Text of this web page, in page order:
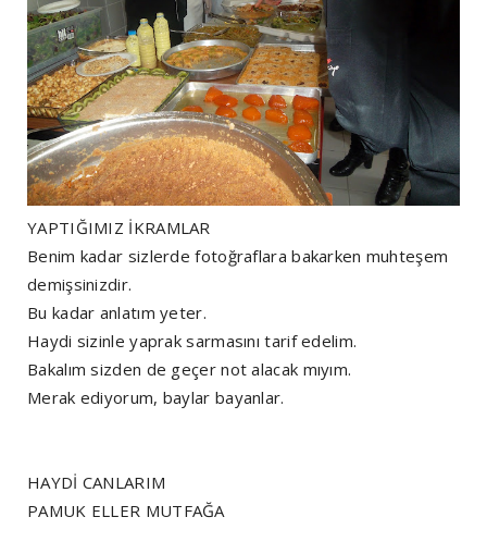
YAPTIĞIMIZ İKRAMLAR
Benim kadar sizlerde fotoğraflara bakarken muhteşem
demişsinizdir.
Bu kadar anlatım yeter.
Haydi sizinle yaprak sarmasını tarif edelim.
Bakalım sizden de geçer not alacak mıyım.
Merak ediyorum, baylar bayanlar.
HAYDİ CANLARIM
PAMUK ELLER MUTFAĞA